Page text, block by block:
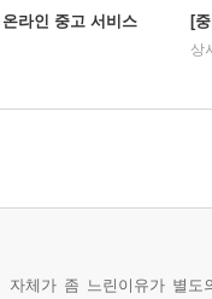
라인 중고 서비스 [
상
자체가 좀 느린이유가 별